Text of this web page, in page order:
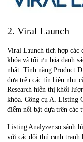
2. Viral Launch
Viral Launch tích hợp các
khóa và tối ưu hóa danh
nhất. Tính năng Product
dựa trên các tín hiệu nhu
Research hiển thị khối
khóa. Công cụ AI Listing
điểm nổi bật dựa trên các
Listing Analyzer so sánh
với các đối thủ cạnh tranh